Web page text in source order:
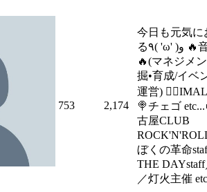
753 2,174
今日も元気に
る٩( 'ω' )و 🔥音楽が生業
🔥(マネジメ
掘•育成/イベ
運営)
🍭チェゴ
古屋CLUB
ぼくの革命
THE
／灯火主催